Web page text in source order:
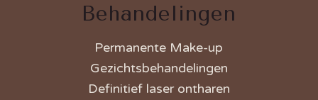
Behandelingen
Permanente Make-up
Gezichtsbehandelingen
Definitief laser ontharen